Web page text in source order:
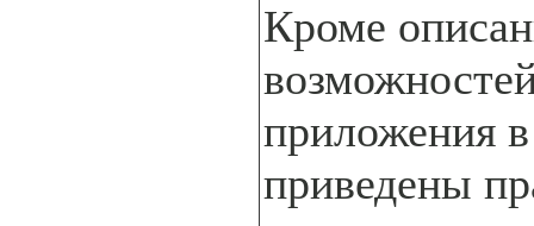
Кроме
приложения
приведены